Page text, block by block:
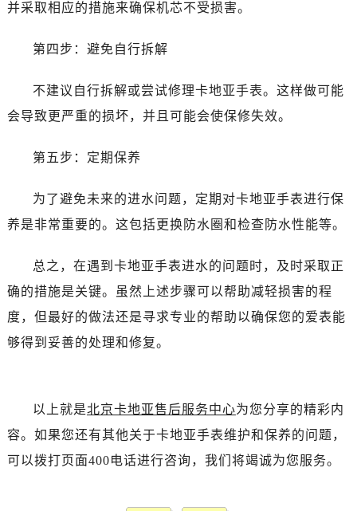
并采取相应的措施来确保机芯不受损害。
第四步：避免自行拆解
不建议自行拆解或尝试修理卡地亚手表。这样做可能
会导致更严重的损坏，并且可能会使保修失效。
第五步：定期保养
为了避免未来的进水问题，定期对卡地亚手表进行保
养是非常重要的。这包括更换防水圈和检查防水性能等。
总之，在遇到卡地亚手表进水的问题时，及时采取正
确的措施是关键。虽然上述步骤可以帮助减轻损害的程
度，但最好的做法还是寻求专业的帮助以确保您的爱表能
够得到妥善的处理和修复。
以上就是北京卡地亚售后服务中心为您分享的精彩内
容。如果您还有其他关于卡地亚手表维护和保养的问题，
可以拨打页面400电话进行咨询，我们将竭诚为您服务。